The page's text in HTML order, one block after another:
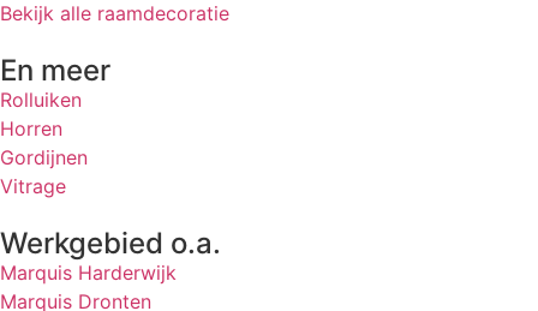
Bekijk alle raamdecoratie
En meer
Rolluiken
Horren
Gordijnen
Vitrage
Werkgebied o.a.
Marquis Harderwijk
Marquis Dronten